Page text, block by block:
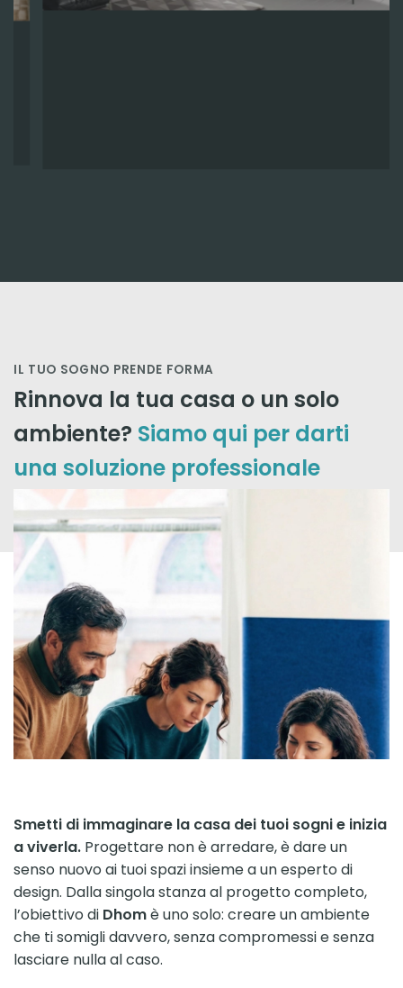
IL TUO SOGNO PRENDE FORMA
Rinnova la tua casa o un solo
ambiente? Siamo qui per darti
una soluzione professionale
Smetti di immaginare la casa dei tuoi sogni e inizia
a viverla. Progettare non è arredare, è dare un
senso nuovo ai tuoi spazi insieme a un esperto di
design. Dalla singola stanza al progetto completo,
l’obiettivo di Dhomè uno solo: creare un ambiente
che ti somigli davvero, senza compromessi e senza
lasciare nulla al caso.